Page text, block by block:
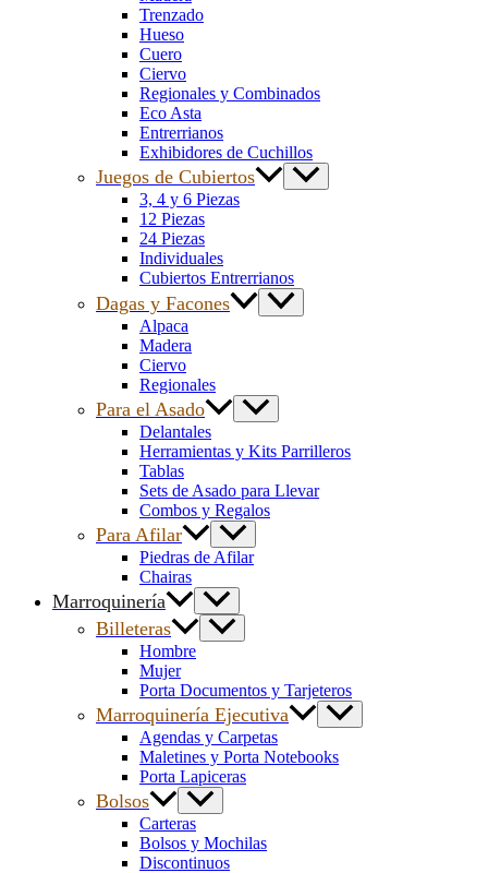
Trenzado
Hueso
Cuero
Ciervo
Regionales y Combinados
Eco Asta
Entrerrianos
Exhibidores de Cuchillos
Juegos de Cubiertos
3, 4 y 6 Piezas
12 Piezas
24 Piezas
Individuales
Cubiertos Entrerrianos
Dagas y Facones
Alpaca
Madera
Ciervo
Regionales
Para el Asado
Delantales
Herramientas y Kits Parrilleros
Tablas
Sets de Asado para Llevar
Combos y Regalos
Para Afilar
Piedras de Afilar
Chairas
Marroquinería
Billeteras
Hombre
Mujer
Porta Documentos y Tarjeteros
Marroquinería Ejecutiva
Agendas y Carpetas
Maletines y Porta Notebooks
Porta Lapiceras
Bolsos
Carteras
Bolsos y Mochilas
Discontinuos